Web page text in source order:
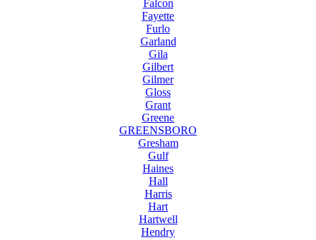
Falcon
Fayette
Furlo
Garland
Gila
Gilbert
Gilmer
Gloss
Grant
Greene
GREENSBORO
Gresham
Gulf
Haines
Hall
Harris
Hart
Hartwell
Hendry